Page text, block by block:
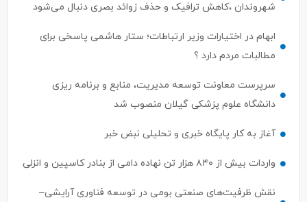
شهروندان ،کاهش ترافیک و حذف زوائد بصری دنبال می‌شود
ابهام در اختیارات وزیر ارتباطات؛ ستار هاشمی پاسخی برای
مطالبات مردم دارد ؟
سرپرست معاونت توسعه مدیریت، منابع و برنامه ریزی
دانشگاه علوم پزشکی گیلان منصوب شد
آغاز به کار پایگاه خبری و تحلیلی نبض خبر
واردات بیش از ۸۴۰ هزار تن نهاده دامی از بنادر كاسپین و انزلی
نقش ظرفیت‌های صنعتی بومی در توسعه فناوری آرایشی–